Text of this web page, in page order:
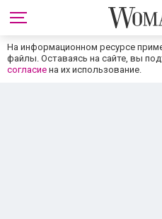
На информационном ресурсе
файлы. Оставаясь на сайте, вы
согласие на их использование.